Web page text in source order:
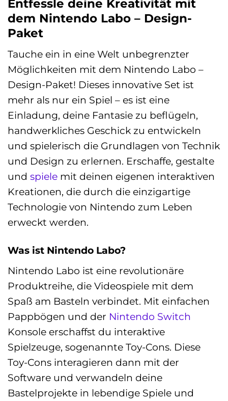
Entfessle deine Kreativität mit
dem Nintendo Labo – Design-
Paket
Tauche ein in eine Welt unbegrenzter
Möglichkeiten mit dem Nintendo Labo –
Design-Paket! Dieses innovative Set ist
mehr als nur ein Spiel – es ist eine
Einladung, deine Fantasie zu beflügeln,
handwerkliches Geschick zu entwickeln
und spielerisch die Grundlagen von Technik
und Design zu erlernen. Erschaffe, gestalte
und spiele mit deinen eigenen interaktiven
Kreationen, die durch die einzigartige
Technologie von Nintendo zum Leben
erweckt werden.
Was ist Nintendo Labo?
Nintendo Labo ist eine revolutionäre
Produktreihe, die Videospiele mit dem
Spaß am Basteln verbindet. Mit einfachen
Pappbögen und der Nintendo Switch
Konsole erschaffst du interaktive
Spielzeuge, sogenannte Toy-Cons. Diese
Toy-Cons interagieren dann mit der
Software und verwandeln deine
Bastelprojekte in lebendige Spiele und